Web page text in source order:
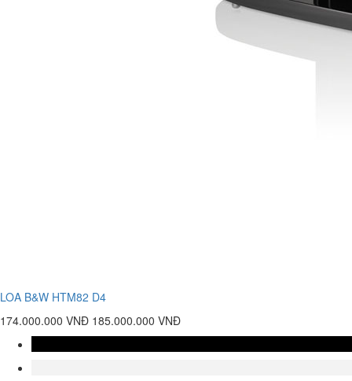
LOA B&W HTM82 D4
174.000.000 VNĐ 185.000.000 VNĐ